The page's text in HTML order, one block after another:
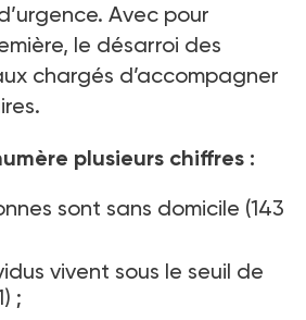
Avec pour
le désarroi des
chargés d’accompagner
plusieurs chiffres :
sont sans domicile (143
vivent sous le seuil de
;